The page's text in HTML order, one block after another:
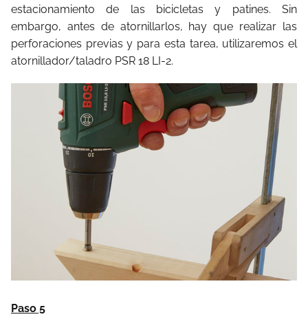
estacionamiento de las bicicletas y patines. Sin
embargo, antes de atornillarlos, hay que realizar las
perforaciones previas y para esta tarea, utilizaremos el
atornillador/taladro PSR 18 LI-2.
Paso 5